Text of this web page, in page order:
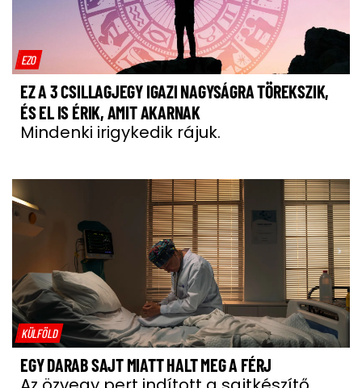
EZO
EZ A 3 CSILLAGJEGY IGAZI NAGYSÁGRA TÖREKSZIK,
ÉS EL IS ÉRIK, AMIT AKARNAK
Mindenki irigykedik rájuk.
KÜLFÖLD
EGY DARAB SAJT MIATT HALT MEG A FÉRJ